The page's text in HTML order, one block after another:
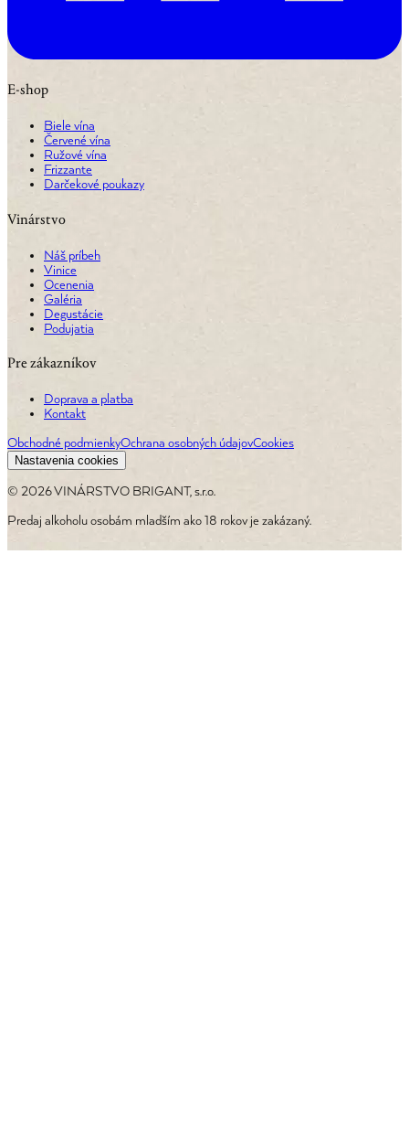
E-shop
Biele vína
Červené vína
Ružové vína
Frizzante
Darčekové poukazy
Vinárstvo
Náš príbeh
Vinice
Ocenenia
Galéria
Degustácie
Podujatia
Pre zákazníkov
Doprava a platba
Kontakt
Obchodné podmienkyOchrana osobných údajovCookies
Nastavenia cookies
© 2026VINÁRSTVO BRIGANT, s.r.o.
Predaj alkoholu osobám mladším ako 18 rokov je zakázaný.